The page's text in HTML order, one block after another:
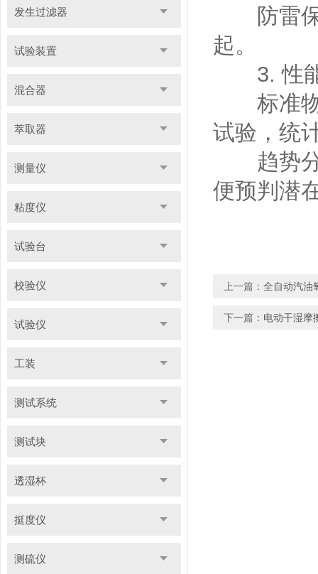
发生过滤器
试验装置
混合器
萃取器
测量仪
粘度仪
试验台
校验仪
试验仪
工装
测试系统
测试块
透湿杯
挺度仪
测硫仪
防雷保
起。
3. 性能
标准物
试验，统
趋势分
便预判潜
上一篇： 全自动汽油
下一篇： 电动干湿摩